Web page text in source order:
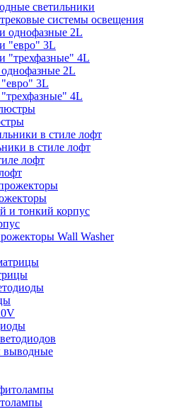
светильники
системы освещения
однофазные 2L
"евро" 3L
"трехфазные" 4L
2L
3L
4L
в стиле лофт
лофт
и тонкий корпус
Wall Washer
выводные